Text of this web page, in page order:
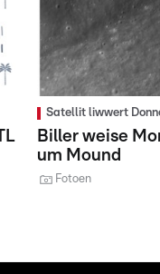
Satellit liwwert
Biller weise
um Mound
Fotoen